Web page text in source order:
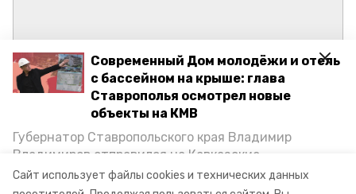
Сайт использует файлы cookies и технических данных
Современный Дом молодёжи и отель
с бассейном на крыше: глава
Ставрополья осмотрел новые
объекты на КМВ
Губернатор Ставропольского края Владимир
Владимиров отправился на Кавказские
Минеральные Воды, чтобы проинспектировать
строительство объектов в Кисловодске и